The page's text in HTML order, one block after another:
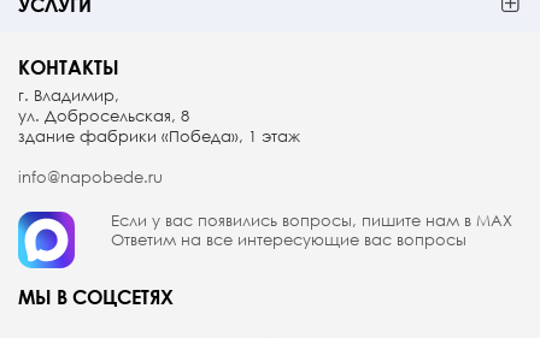
УСЛУГИ
КОНТАКТЫ
г. Владимир,
ул. Добросельская, 8
здание фабрики «Победа», 1 этаж
info@napobede.ru
Если у вас появились вопросы, пишите нам в МАX
Ответим на все интересующие вас вопросы
МЫ В СОЦСЕТЯХ